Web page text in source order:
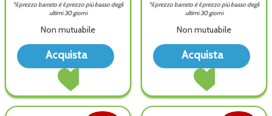
*il prezzo barrato è il prezzo più basso degli
ultimi 30 giorni
Non mutuabile
Acquista
Acquista MALLEOTRAIN
TITAN
SX
Acquista MALLEOTRAIN
SX
2 alla
wishlist
*il prezzo barrato è il prezzo più basso degli
ultimi 30 giorni
Non mutuabile
Acquista
Acquista
TITAN
SX
SX
5